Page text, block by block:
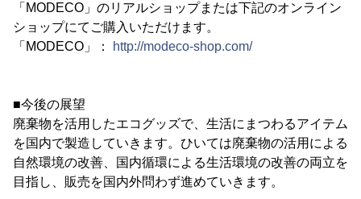
「MODECO」のリアルショップまたは下記のオンライン
ショップにてご購入いただけます。
「MODECO」：
http://modeco-shop.com/
■今後の展望
廃棄物を活用したエコグッズで、生活にまつわるアイテム
を国内で製造していきます。ひいては廃棄物の活用による
自然環境の改善、国内循環による生活環境の改善の両立を
目指し、販売を国内外問わず進めていきます。